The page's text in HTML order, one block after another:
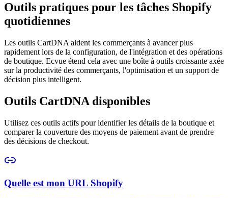
Outils pratiques pour les tâches Shopify
quotidiennes
Les outils CartDNA aident les commerçants à avancer plus
rapidement lors de la configuration, de l'intégration et des opérations
de boutique. Ecvue étend cela avec une boîte à outils croissante axée
sur la productivité des commerçants, l'optimisation et un support de
décision plus intelligent.
Outils CartDNA disponibles
Utilisez ces outils actifs pour identifier les détails de la boutique et
comparer la couverture des moyens de paiement avant de prendre
des décisions de checkout.
Quelle est mon URL Shopify